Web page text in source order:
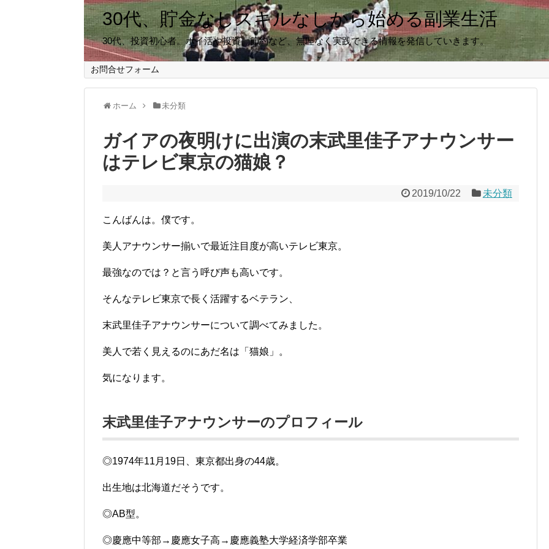
30代、貯金なしスキルなしから始める副業生活
30代、投資初心者。ポイ活や投資、節約など、無理なく実践できる情報を発信していきます。
お問合せフォーム
ホーム 未分類
ガイアの夜明けに出演の末武里佳子アナウンサー
はテレビ東京の猫娘？
2019/10/22 未分類
こんばんは。僕です。
美人アナウンサー揃いで最近注目度が高いテレビ東京。
最強なのでは？と言う呼び声も高いです。
そんなテレビ東京で長く活躍するベテラン、
末武里佳子アナウンサーについて調べてみました。
美人で若く見えるのにあだ名は「猫娘」。
気になります。
末武里佳子アナウンサーのプロフィール
◎1974年11月19日、東京都出身の44歳。
出生地は北海道だそうです。
◎AB型。
◎慶應中等部→慶應女子高→慶應義塾大学経済学部卒業